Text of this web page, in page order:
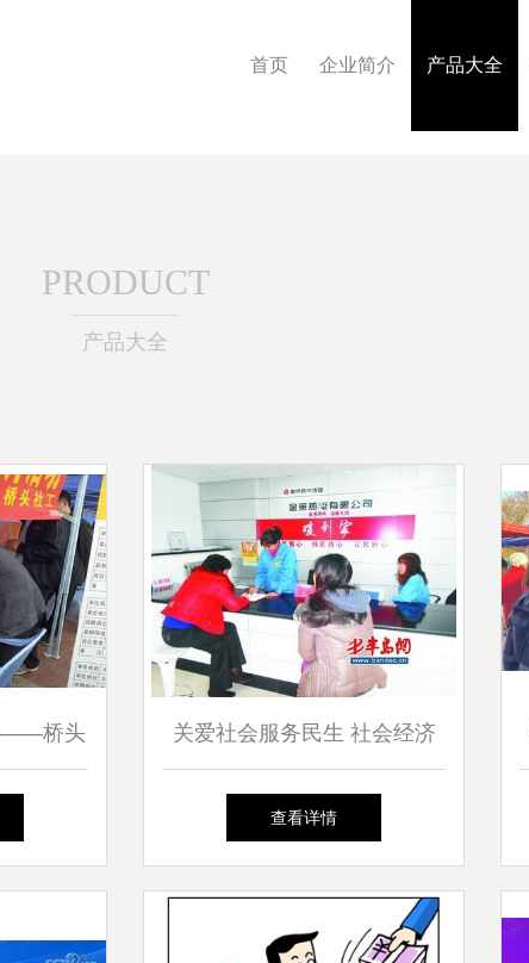
首页 企业简介 产品大全
PRODUCT
产品大全
——桥头
助月宣
关爱社会服务民生 社会经济
咨询服务的价值与实践路径
查看详情